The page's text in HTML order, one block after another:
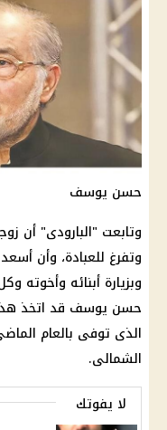
حسن يوسف
وتابعت "البارودى" أن
وتفرغ للعبادة، وأن
وبزيارة أبنائه وأخوته
حسن يوسف قد اتخذ هذا
الذى توفى بالعام
الشمالى.
لا يفوتك